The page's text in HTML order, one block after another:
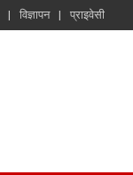
विज्ञापन प्राइवेसी